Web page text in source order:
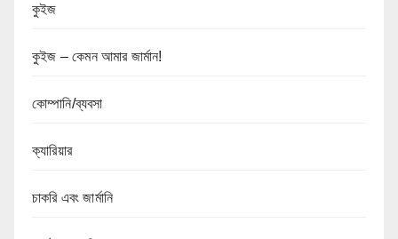
কুইজ
কুইজ – কেমন আমার জার্মান!
কোম্পানি/ব্যবসা
ক্যারিয়ার
চাকরি এবং জার্মানি